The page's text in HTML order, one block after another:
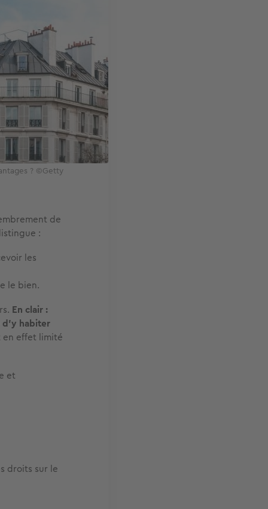
? ©Getty
de
:
les
le bien.
En clair :
d'y habiter
en effet limité
et
droits sur le